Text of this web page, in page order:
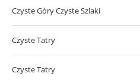
Czyste Góry Czyste Szlaki
Czyste Tatry
Czyste Tatry